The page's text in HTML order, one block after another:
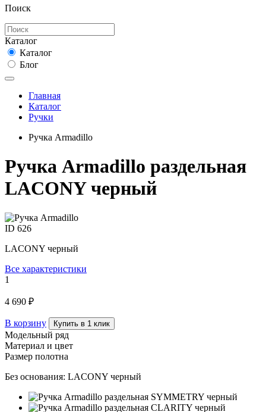
Поиск
Каталог
Каталог
Блог
Главная
Каталог
Ручки
Ручка Armadillo
Ручка Armadillo раздельная
LACONY черный
ID 626
LACONY черный
Все характеристики
1
4 690 ₽
В корзину Купить в 1 клик
Модельный ряд
Материал и цвет
Размер полотна
Без основания: LACONY черный